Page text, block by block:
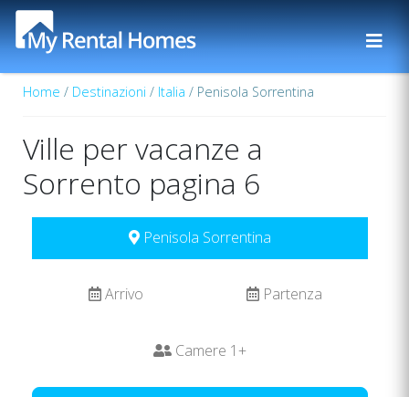
Home / Destinazioni / Italia / Penisola Sorrentina
Ville per vacanze a
Sorrento pagina 6
Penisola Sorrentina
Arrivo Partenza
Camere 1+